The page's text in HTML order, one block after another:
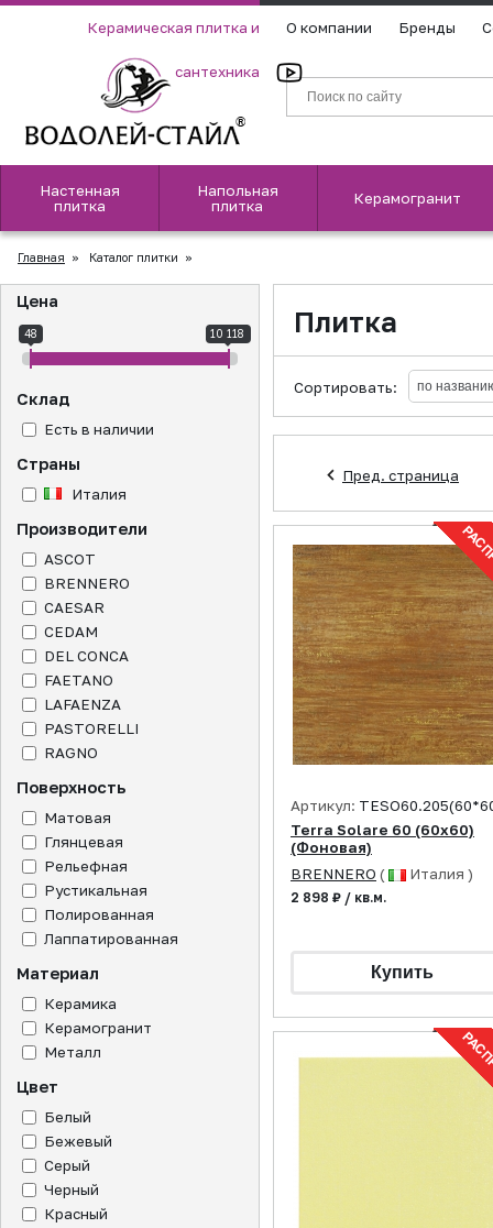
Керамическая плитка и
сантехника
О компании Бренды
Настенная
плитка
Напольная
плитка
Керамогранит
Главная » Каталог плитки »
Цена
48 10 118
Склад
Есть в наличии
Страны
Италия
Производители
ASCOT
BRENNERO
CAESAR
CEDAM
DEL CONCA
FAETANO
LAFAENZA
PASTORELLI
RAGNO
Поверхность
Матовая
Глянцевая
Рельефная
Рустикальная
Полированная
Лаппатированная
Материал
Керамика
Керамогранит
Металл
Цвет
Белый
Бежевый
Серый
Черный
Красный
Плитка
Сортировать:
Пред. страница
Артикул:
Terra Solare 60 (60x60)
(Фоновая)
BRENNERO ( Италия )
2 898 ₽ / кв.м.